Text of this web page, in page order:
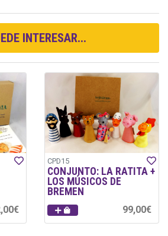
INTERESAR...
CPD15
CONJUNTO: LA RATITA +
LOS MÚSICOS DE
BREMEN
99,00€